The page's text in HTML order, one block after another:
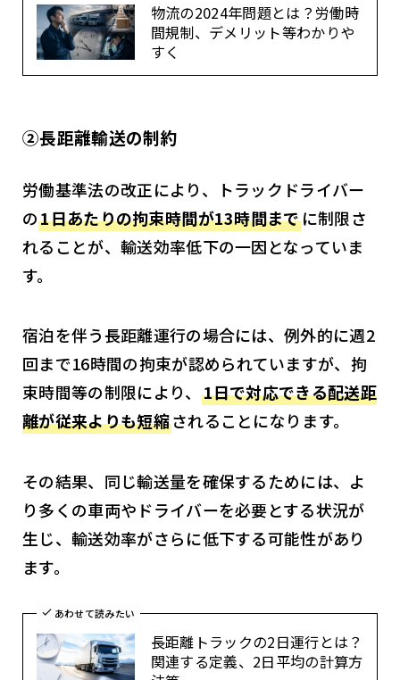
物流の2024年問題とは？労働時
間規制、デメリット等わかりや
すく
②長距離輸送の制約
労働基準法の改正により、トラックドライバー
の1日あたりの拘束時間が13時間までに制限さ
れることが、輸送効率低下の一因となっていま
す。
宿泊を伴う長距離運行の場合には、例外的に週2
回まで16時間の拘束が認められていますが、拘
束時間等の制限により、 1日で対応できる配送距
離が従来よりも短縮されることになります。
その結果、同じ輸送量を確保するためには、よ
り多くの車両やドライバーを必要とする状況が
生じ、輸送効率がさらに低下する可能性があり
ます。
あわせて読みたい
長距離トラックの2日運行とは？
関連する定義、2日平均の計算方